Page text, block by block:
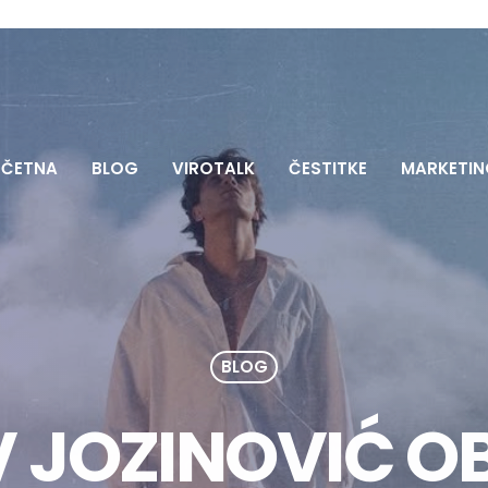
BLOG VIROTALK ČESTITKE
BLOG
JOZINOVIĆ